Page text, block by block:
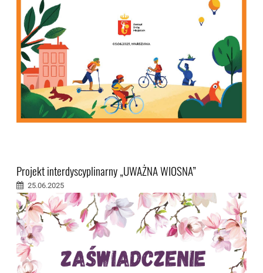
Projekt interdyscyplinarny „UWAŻNA WIOSNA”
25.06.2025